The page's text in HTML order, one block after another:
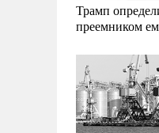
Трамп
преемником